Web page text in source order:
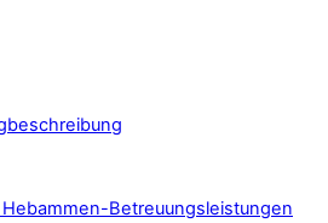
Betreuungsleistungen